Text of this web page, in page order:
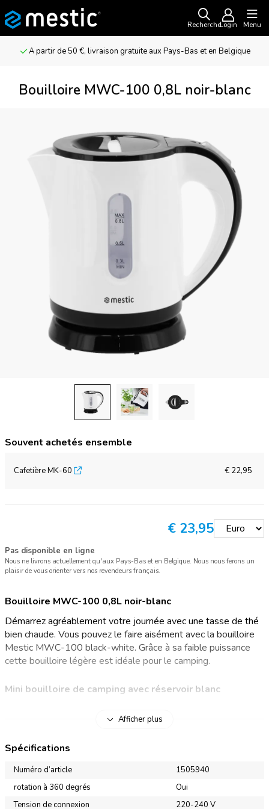
RechercheLogin Menu
A partir de 50 €, livraison gratuite aux Pays-Bas et en Belgique
Bouilloire MWC-100 0,8L noir-blanc
Souvent achetés ensemble
Cafetière MK-60 € 22,95
€ 23,95
Pas disponible en ligne
Nous ne livrons actuellement qu'aux Pays-Bas et en Belgique. Nous nous ferons un
plaisir de vous orienter vers nos revendeurs français.
Bouilloire MWC-100 0,8L noir-blanc
Démarrez agréablement votre journée avec une tasse de thé
bien chaude. Vous pouvez le faire aisément avec la bouilloire
Mestic MWC-100 black-white. Grâce à sa faible puissance
cette bouilloire légère est idéale pour le camping.
Mini bouilloire de camping avec réservoir blanc
Profitez d’une tasse de thé à tout moment avec la bouilloire
d’une poignée ergonomique et a un boîtier noir et blanc. La
mini bouilloire dispose d’un indicateur lumineux qui prévient
lorsque l’eau arrive à ébullition. La fonction d’extinction
automatique permet d’éteindre la bouilloire lorsque l’eau
Afficher plus
Spécifications
Numéro d’article
1505940
rotation à 360 degrés
Oui
Tension de connexion
220-240 V